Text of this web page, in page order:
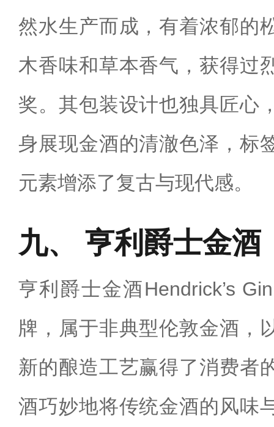
然水生产而成，有着浓郁的
木香味和草本香气，获得过
奖。其包装设计也独具匠心
身展现金酒的清澈色泽，标
元素增添了复古与现代感‌。
亨利爵士金酒
亨利爵士金酒Hendrick’s
牌，属于非典型伦敦金酒，
新的酿造工艺赢得了消费者
酒巧妙地将传统金酒的风味